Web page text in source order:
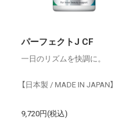
パーフェクトJ CF
一日のリズムを快調に。
【日本製 / MADE IN JAPAN】
9,720円(税込)